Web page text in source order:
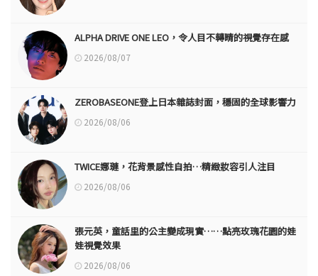
ALPHA DRIVE ONE LEO，令人目不轉睛的視覺存在感
2026/08/07
ZEROBASEONE登上日本雜誌封面，穩固的全球影響力
2026/08/06
TWICE娜璉，花背景感性自拍…精緻妝容引人注目
2026/08/06
張元英，童話里的公主變成現實……點亮玫瑰花園的娃
娃視覺效果
2026/08/06